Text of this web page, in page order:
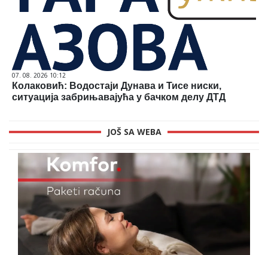
07. 08. 2026 10:12
Колаковић: Водостаји Дунава и Тисе ниски,
ситуација забрињавајућа у бачком делу ДТД
JOŠ SA WEBA